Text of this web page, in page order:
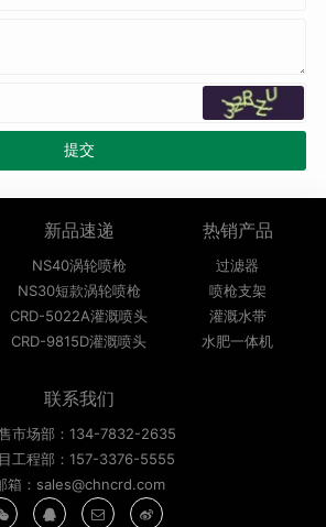
新品速递
NS40涡轮喷枪
NS30短款涡轮喷枪
CRD-5022A灌溉喷头
CRD-9815D灌溉喷头
热销产品
过滤器
喷枪支架
灌溉水带
水肥一体机
联系我们
市场部：134-7832-2635
工程部：157-3376-5555
箱：sales@chncrd.com